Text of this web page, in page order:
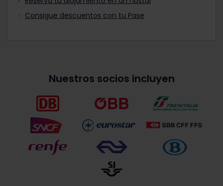
Consigue descuentos con tu Pase
Nuestros socios incluyen